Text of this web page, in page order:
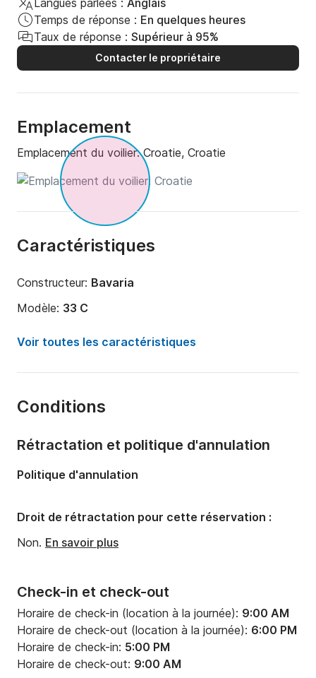
Langues parlées : Anglais
Temps de réponse : En quelques heures
Taux de réponse : Supérieur à 95%
Contacter le propriétaire
Emplacement
Emplacement du voilier:Croatie, Croatie
Caractéristiques
Constructeur: Bavaria
Modèle: 33 C
Année:
Nombre de couchages:
Nombre de salles de bains:
Tirant d'eau:1.95m
Puissance moteur:28cv
Voir toutes les caractéristiques
Conditions
Check-in et check-out
Horaire de check-in (location à la journée): 9:00 AM
Horaire de check-out (location à la journée): 6:00 PM
Horaire de check-in: 5:00 PM
Horaire de check-out: 9:00 AM
Rétractation et politique d'annulation
Politique d'annulation
Droit de rétractation pour cette réservation :
Non. En savoir plus